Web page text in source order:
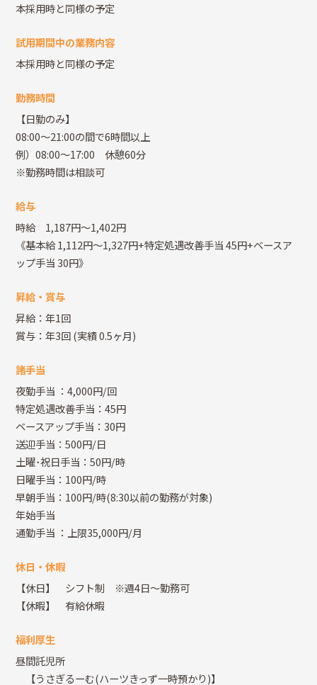
本採用時と同様の予定
試用期間中の業務内容
本採用時と同様の予定
勤務時間
【日勤のみ】
08:00～21:00の間で6時間以上
例）08:00～17:00 休憩60分
※勤務時間は相談可
給与
時給 1,187円～1,402円
《基本給 1,112円～1,327円+特定処遇改善手当 45円+ベースア
ップ手当 30円》
昇給・賞与
昇給：年1回
賞与：年3回(実績 0.5ヶ月)
諸手当
夜勤手当 ：4,000円/回
特定処遇改善手当：45円
ベースアップ手当：30円
送迎手当：500円/日
土曜･祝日手当：50円/時
日曜手当：100円/時
早朝手当：100円/時(8:30以前の勤務が対象)
年始手当
通勤手当 ：上限35,000円/月
休日・休暇
【休日】 シフト制 ※週4日～勤務可
【休暇】 有給休暇
福利厚生
昼間託児所
【うさぎるーむ(ハーツきっず一時預かり)】